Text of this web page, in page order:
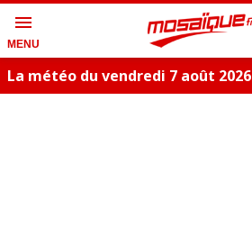
menu
MENU
La météo du vendredi 7 août 2026